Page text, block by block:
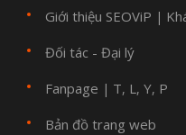
Giới thiệu SEOViP |
Đối tác - Đại lý
Fanpage | T, L , Y, P
Bản đồ trang web